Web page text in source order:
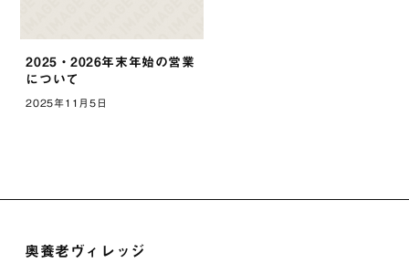
2025・2026年末年始の営業
について
2025年11月5日
奥養老ヴィレッジ